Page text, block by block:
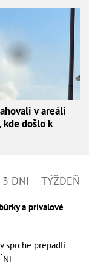
v areáli
kde došlo k
3 DNI TÝŽDEŇ
a prívalové
sprche prepadli